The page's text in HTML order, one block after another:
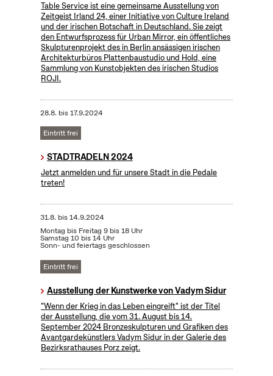
Table Service ist eine gemeinsame Ausstellung von
Zeitgeist Irland 24, einer Initiative von Culture Ireland
und der irischen Botschaft in Deutschland. Sie zeigt
den Entwurfsprozess für Urban Mirror, ein öffentliches
Skulpturenprojekt des in Berlin ansässigen irischen
Architekturbüros Plattenbaustudio und Hold, eine
Sammlung von Kunstobjekten des irischen Studios
ROJI.
28.8. bis17.9.2024
Eintritt frei
STADTRADELN 2024
Jetzt anmelden und für unsere Stadt in die Pedale
treten!
31.8. bis14.9.2024
Montag bis Freitag 9 bis 18 Uhr
Samstag 10 bis 14 Uhr
Sonn- und feiertags geschlossen
Eintritt frei
Ausstellung der Kunstwerke von Vadym Sidur
"Wenn der Krieg in das Leben eingreift" ist der Titel
der Ausstellung, die vom 31. August bis 14.
September 2024 Bronzeskulpturen und Grafiken des
Avantgardekünstlers Vadym Sidur in der Galerie des
Bezirksrathauses Porz zeigt.